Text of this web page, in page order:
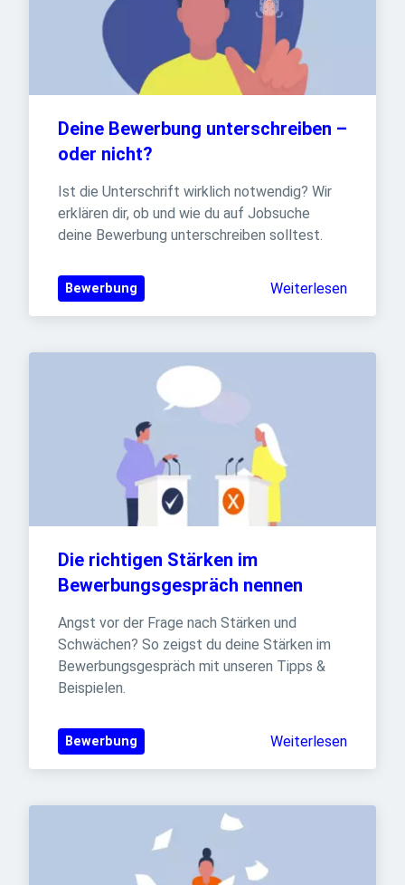
Deine Bewerbung unterschreiben –
oder nicht?
Ist die Unterschrift wirklich notwendig? Wir
erklären dir, ob und wie du auf Jobsuche
deine Bewerbung unterschreiben solltest.
Bewerbung Weiterlesen
Die richtigen Stärken im
Bewerbungsgespräch nennen
Angst vor der Frage nach Stärken und
Schwächen? So zeigst du deine Stärken im
Bewerbungsgespräch mit unseren Tipps &
Beispielen.
Bewerbung Weiterlesen